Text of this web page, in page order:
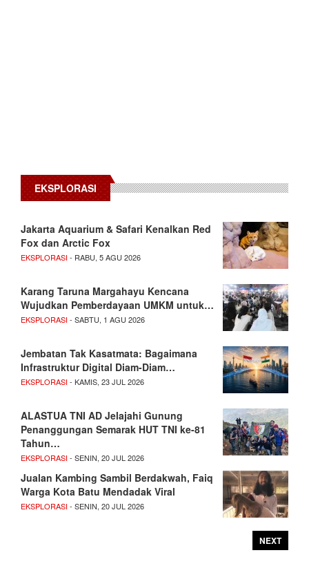
EKSPLORASI
Jakarta Aquarium & Safari Kenalkan Red
Fox dan Arctic Fox
EKSPLORASI- RABU, 5 AGU 2026
Karang Taruna Margahayu Kencana
Wujudkan Pemberdayaan UMKM untuk…
EKSPLORASI- SABTU, 1 AGU 2026
Jembatan Tak Kasatmata: Bagaimana
Infrastruktur Digital Diam-Diam…
EKSPLORASI- KAMIS, 23 JUL 2026
ALASTUA TNI AD Jelajahi Gunung
Penanggungan Semarak HUT TNI ke-81
Tahun…
EKSPLORASI- SENIN, 20 JUL 2026
Jualan Kambing Sambil Berdakwah, Faiq
Warga Kota Batu Mendadak Viral
EKSPLORASI- SENIN, 20 JUL 2026
NEXT